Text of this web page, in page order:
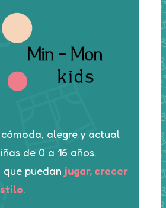
alegre y actual
de 0 a 16 años.
que puedan jugar, crecer
.